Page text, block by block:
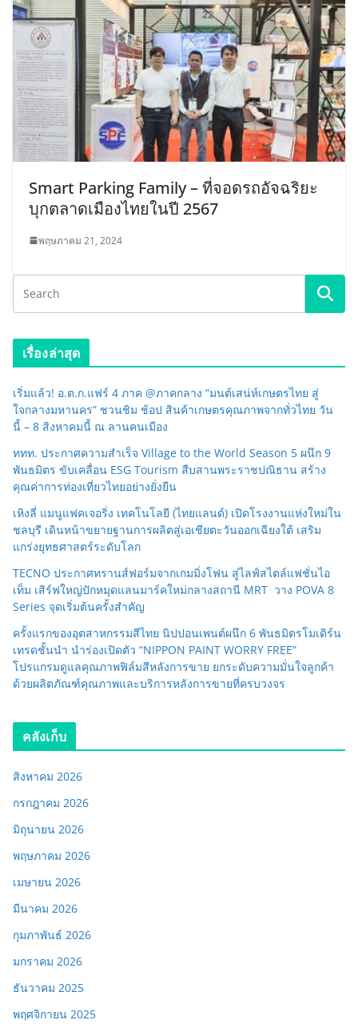
Smart Parking Family – ที่จอดรถอัจฉริยะ
บุกตลาดเมืองไทยในปี 2567
พฤษภาคม 21, 2024
เรื่องล่าสุด
เริ่มแล้ว! อ.ต.ก.แฟร์ 4 ภาค @ภาคกลาง “มนต์เสน่ห์เกษตรไทย สู่
ใจกลางมหานคร” ชวนชิม ช้อป สินค้าเกษตรคุณภาพจากทั่วไทย วัน
นี้ – 8 สิงหาคมนี้ ณ ลานคนเมือง
ททท. ประกาศความสำเร็จ Village to the World Season 5 ผนึก 9
พันธมิตร ขับเคลื่อน ESG Tourism สืบสานพระราชปณิธาน สร้าง
คุณค่าการท่องเที่ยวไทยอย่างยั่งยืน
เหิงลี่ แมนูแฟคเจอริ่ง เทคโนโลยี (ไทยแลนด์) เปิดโรงงานแห่งใหม่ใน
ชลบุรี เดินหน้าขยายฐานการผลิตสู่เอเชียตะวันออกเฉียงใต้ เสริม
แกร่งยุทธศาสตร์ระดับโลก
TECNO ประกาศทรานส์ฟอร์มจากเกมมิ่งโฟน สู่ไลฟ์สไตล์แฟชั่นไอ
เท็ม เสิร์ฟใหญ่ปักหมุดแลนมาร์คใหม่กลางสถานี MRT วาง POVA 8
Series จุดเริ่มต้นครั้งสำคัญ
ครั้งแรกของอุตสาหกรรมสีไทย นิปปอนเพนต์ผนึก 6 พันธมิตรโมเดิร์น
เทรดชั้นนำ นำร่องเปิดตัว “NIPPON PAINT WORRY FREE”
โปรแกรมดูแลคุณภาพฟิล์มสีหลังการขาย ยกระดับความมั่นใจลูกค้า
ด้วยผลิตภัณฑ์คุณภาพและบริการหลังการขายที่ครบวงจร
คลังเก็บ
สิงหาคม 2026
กรกฎาคม 2026
มิถุนายน 2026
พฤษภาคม 2026
เมษายน 2026
มีนาคม 2026
กุมภาพันธ์ 2026
มกราคม 2026
ธันวาคม 2025
พฤศจิกายน 2025